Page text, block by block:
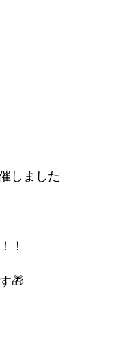
しました
！
🎁